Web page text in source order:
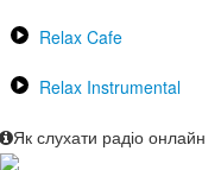
Relax Cafe
Relax Instrumental
Як слухати радіо онлайн